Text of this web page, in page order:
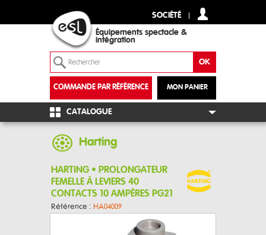
SOCIÉTÉ
Équipements spectacle &
intégration
MON PANIER
COMMANDE PAR RÉFÉRENCE
+
CATALOGUE
Harting
HARTING • PROLONGATEUR
FEMELLE À LEVIERS 40
CONTACTS 10 AMPÈRES PG21
Référence : HA04009